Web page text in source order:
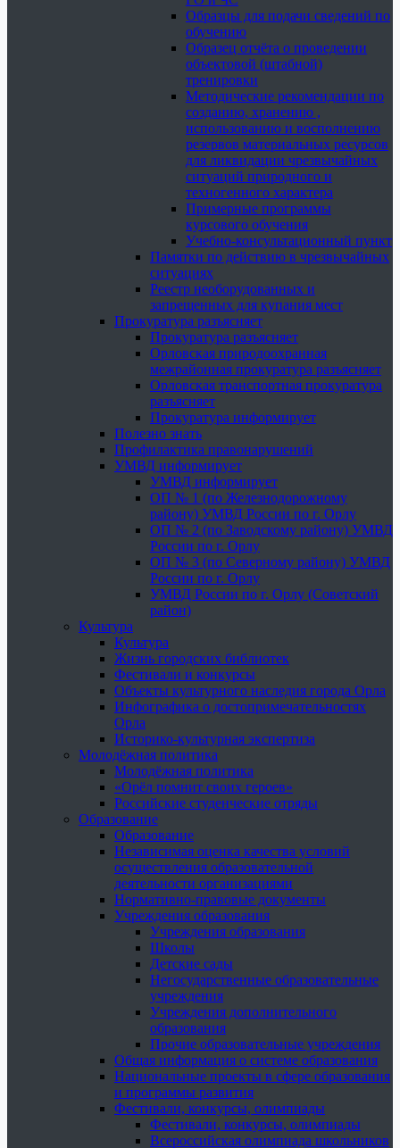
Образцы для подачи сведений по
обучению
Образец отчёта о проведении
объектовой (штабной)
тренировки
Методические рекомендации по
созданию, хранению ,
использованию и восполнению
резервов материальных ресурсов
для ликвидации чрезвычайных
ситуаций природного и
техногенного характера
Примерные программы
курсового обучения
Учебно-консультационный пункт
Памятки по действию в чрезвычайных
ситуациях
Реестр необорудованных и
запрещенных для купания мест
Прокуратура разъясняет
Прокуратура разъясняет
Орловская природоохранная
межрайонная прокуратура разъясняет
Орловская транспортная прокуратура
разъясняет
Прокуратура информирует
Полезно знать
Профилактика правонарушений
УМВД информирует
УМВД информирует
ОП № 1 (по Железнодорожному
району) УМВД России по г. Орлу
ОП № 2 (по Заводскому району) УМВД
России по г. Орлу
ОП № 3 (по Северному району) УМВД
России по г. Орлу
УМВД России по г. Орлу (Советский
район)
Культура
Культура
Жизнь городских библиотек
Фестивали и конкурсы
Объекты культурного наследия города Орла
Инфографика о достопримечательностях
Орла
Историко-культурная экспертиза
Молодёжная политика
Молодёжная политика
«Орёл помнит своих героев»
Российские студенческие отряды
Образование
Образование
Независимая оценка качества условий
осуществления образовательной
деятельности организациями
Нормативно-правовые документы
Учреждения образования
Учреждения образования
Школы
Детские сады
Негосударственные образовательные
учреждения
Учреждения дополнительного
образования
Прочие образовательные учреждения
Общая информация о системе образования
Национальные проекты в сфере образования
и программы развития
Фестивали, конкурсы, олимпиады
Фестивали, конкурсы, олимпиады
Всероссийская олимпиада школьников